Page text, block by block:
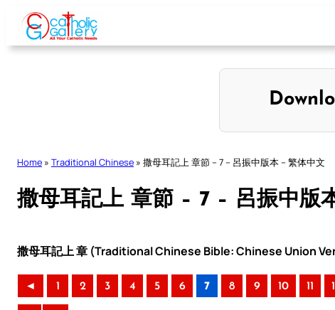
Skip
content
Home » Traditional Chinese » 撒母耳記上 章節 – 7 – 呂振中版本 – 繁体中文
撒母耳記上 章節 – 7 – 呂振中版
撒母耳記上 章 (Traditional Chinese Bible: Chinese Union
◄ 1 2 3 4 5 6 7 8 9 10 11